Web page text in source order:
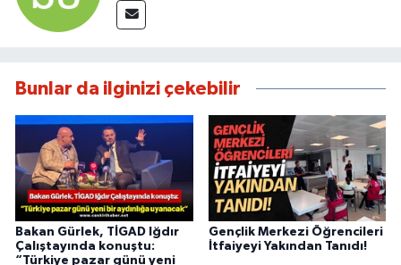
Bunlar da ilginizi çekebilir
Bakan Gürlek, TİGAD Iğdır
Çalıştayında konuştu:
“Türkiye pazar günü yeni
Gençlik Merkezi Öğrencileri
İtfaiyeyi Yakından Tanıdı!